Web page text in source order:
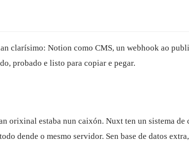
clarísimo: Notion como CMS, un webhook ao
probado e listo para copiar e pegar.
orixinal estaba nun caixón. Nuxt ten un sistema
dende o mesmo servidor. Sen base de datos